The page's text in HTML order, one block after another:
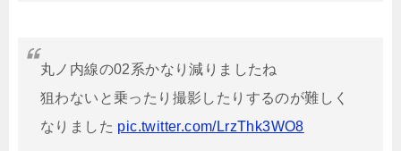
丸ノ内線の02系かなり減りましたね
狙わないと乗ったり撮影したりするのが難しく
なりました pic.twitter.com/LrzThk3WO8